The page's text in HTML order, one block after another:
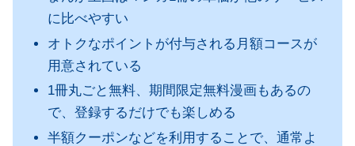
に比べやすい
オトクなポイントが付与される月額コースが
用意されている
1冊丸ごと無料、期間限定無料漫画もあるの
で、登録するだけでも楽しめる
半額クーポンなどを利用することで、通常よ